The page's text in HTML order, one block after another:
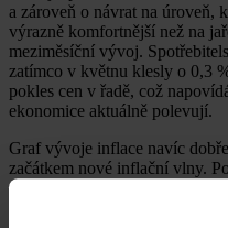
a zároveň o návrat na úroveň,
výrazně komfortnější než na
meziměsíční vývoj.
zatímco v květnu klesly o 0,3
pokles cen v řadě, což
ekonomice aktuálně polevují.
Graf vývoje inflace navíc
začátkem nové inflační vlny.
následoval růst na 3,0 % v
3,1 %. Červnový návrat na